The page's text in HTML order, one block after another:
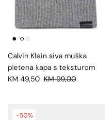
Calvin Klein siva muška
pletena kapa s teksturom
KM 49,50 KM 99,00
-50%